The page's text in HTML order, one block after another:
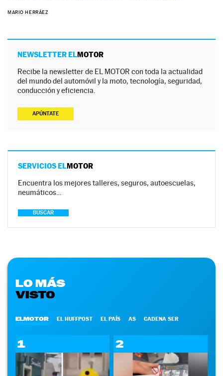
MARIO HERRÁEZ
NEWSLETTER ELMOTOR
Recibe la newsletter de EL MOTOR con toda la actualidad
del mundo del automóvil y la moto, tecnología, seguridad,
conducción y eficiencia.
APÚNTATE
SERVICIOS ELMOTOR
Encuentra los mejores talleres, seguros, autoescuelas,
neumáticos…
BUSCAR
LO MÁS
VISTO
ELMOTOR EL HUFFPOST EL PAÍS AS CADENA SER
1 2